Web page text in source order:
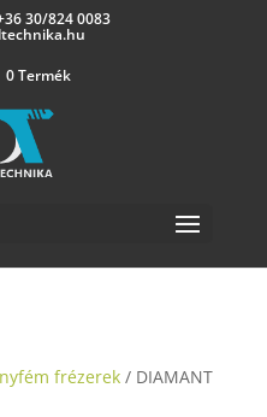
30/824 0083
0 Termék
frézerek/ DIAMANT